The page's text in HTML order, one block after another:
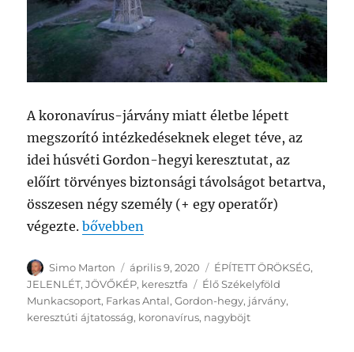
A koronavírus-járvány miatt életbe lépett
megszorító intézkedéseknek eleget téve, az
idei húsvéti Gordon-hegyi keresztutat, az
előírt törvényes biztonsági távolságot betartva,
összesen négy személy (+ egy operatőr)
végezte.„GORDON-HEGYI KERESZTÚT”
bővebben
Szerző
Simo Marton Közzétéve
április 9, 2020 Kategória
ÉPÍTETT ÖRÖKSÉG,
JELENLÉT,JÖVŐKÉP, keresztfa Címke
Élő Székelyföld
Munkacsoport, Farkas Antal,Gordon-hegy, járvány,
keresztúti ájtatosság, koronavírus, nagyböjt